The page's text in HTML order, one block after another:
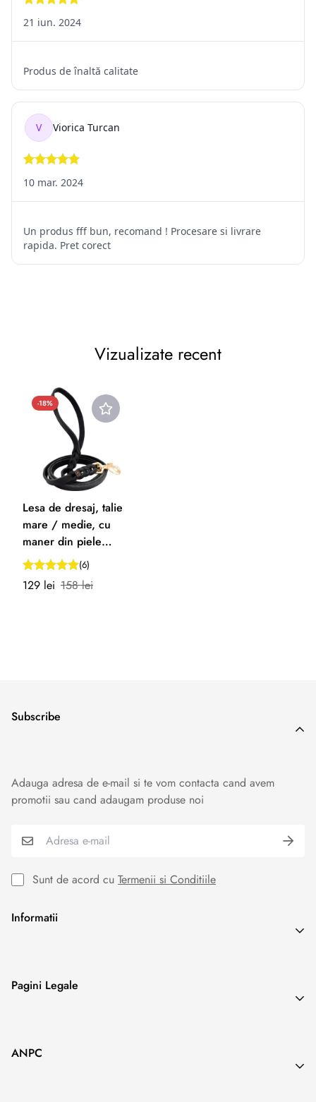
revândute altor cumpărători;
Achiziționarea
contract se
prevede o anumită perioadă exactă de executare.
Vizualizate recent
-18%
Lesa de dresaj, talie
mare / medie, cu
maner din piele
naturala moale, SK9
Premium Gold,
NEGRU
(6)
Preț
129 lei
Preț
158 lei
Subscribe
Adauga adresa de e-mail si te vom contacta cand avem
promotii sau cand adaugam produse noi
Sunt de acord cu Termenii si Conditiile
Informatii
Search
Pagini Legale
Termeni & Conditii
ANPC